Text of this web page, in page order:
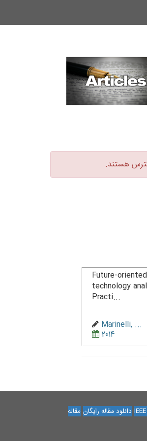
هستند.‏
Future-oriented
technology
Practi...
Marinelli, ...
2014
دانلود مقاله رایگان مقاله